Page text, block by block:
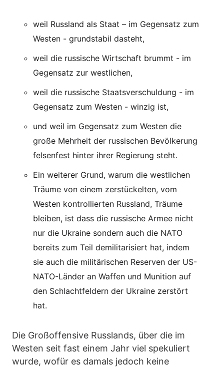
weil Russland als Staat – im Gegensatz zum
Westen - grundstabil dasteht,
weil die russische Wirtschaft brummt - im
Gegensatz zur westlichen,
weil die russische Staatsverschuldung - im
Gegensatz zum Westen - winzig ist,
und weil im Gegensatz zum Westen die
große Mehrheit der russischen Bevölkerung
felsenfest hinter ihrer Regierung steht.
Ein weiterer Grund, warum die westlichen
Träume von einem zerstückelten, vom
Westen kontrollierten Russland, Träume
bleiben, ist dass die russische Armee nicht
nur die Ukraine sondern auch die NATO
bereits zum Teil demilitarisiert hat, indem
sie auch die militärischen Reserven der US-
NATO-Länder an Waffen und Munition auf
den Schlachtfeldern der Ukraine zerstört
hat.
Die Großoffensive Russlands, über die im
Westen seit fast einem Jahr viel spekuliert
wurde, wofür es damals jedoch keine